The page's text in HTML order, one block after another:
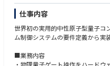
仕事内容
世界初の実用的中性原子型量子コ
ム制御システムの要件定義から実
■業務内容